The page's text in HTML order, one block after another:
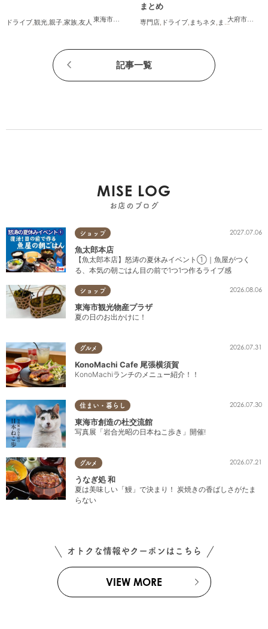
東海市大府市 知多市,東浦町 ,半田市, 常滑市,美浜町
ドライブ,観光,親子,家族,友人 大府市知多
まとめ
専門店, ドライブ, まちネタ , まとめ記事 ,夫婦
記事一覧
MISE LOG
お店のブログ
ショップ 2027.07.06
魚太郎本店
【魚太郎本店】怒涛の夏休みイベント①｜魚屋がつく
る、本気の朝ごはん目の前で1つ1つ作るライブ感
ショップ 2026.08.06
東海市観光物産プラザ
夏の日のお出かけに！
グルメ 2026.07.31
KonoMachi Cafe 尾張横須賀
KonoMachiランチのメニュー紹介！！
住まい・暮らし 2026.07.30
東海市創造の杜交流館
写真展「岩合光昭の日本ねこ歩き」開催!
グルメ 2026.07.21
うなぎ処 和
夏は美味しい「鰻」で決まり！ 炭焼きの香ばしさがたま
らない
オトクな情報やクーポンはこちら
VIEW MORE